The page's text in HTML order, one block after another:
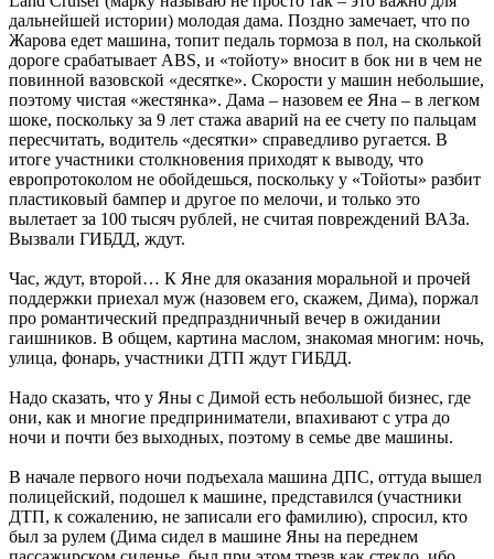
дальнейшей истории) молодая дама. Поздно замечает, что по
Жарова едет машина, топит педаль тормоза в пол, на сколькой
дороге срабатывает ABS, и «тойоту» вносит в бок ни в чем не
повинной вазовской «десятке». Скорости у машин небольшие,
поэтому чистая «жестянка». Дама – назовем ее Яна – в легком
шоке, поскольку за 9 лет стажа аварий на ее счету по пальцам
пересчитать, водитель «десятки» справедливо ругается. В
итоге участники столкновения приходят к выводу, что
европротоколом не обойдешься, поскольку у «Тойоты» разбит
пластиковый бампер и другое по мелочи, и только это
вылетает за 100 тысяч рублей, не считая повреждений ВАЗа.
Вызвали ГИБДД, ждут.
Час, ждут, второй… К Яне для оказания моральной и прочей
поддержки приехал муж (назовем его, скажем, Дима), поржал
про романтический предпраздничный вечер в ожидании
гаишников. В общем, картина маслом, знакомая многим: ночь,
улица, фонарь, участники ДТП ждут ГИБДД.
Надо сказать, что у Яны с Димой есть небольшой бизнес, где
они, как и многие предприниматели, впахивают с утра до
ночи и почти без выходных, поэтому в семье две машины.
В начале первого ночи подъехала машина ДПС, оттуда вышел
полицейский, подошел к машине, представился (участники
ДТП, к сожалению, не записали его фамилию), спросил, кто
был за рулем (Дима сидел в машине Яны на переднем